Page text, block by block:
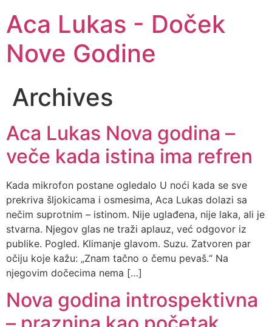
Aca Lukas - Doček
Nove Godine
Archives
Aca Lukas Nova godina –
veče kada istina ima refren
Kada mikrofon postane ogledalo U noći kada se sve
prekriva šljokicama i osmesima, Aca Lukas dolazi sa
nečim suprotnim – istinom. Nije uglađena, nije laka, ali je
stvarna. Njegov glas ne traži aplauz, već odgovor iz
publike. Pogled. Klimanje glavom. Suzu. Zatvoren par
očiju koje kažu: „Znam tačno o čemu pevaš.“ Na
njegovim dočecima nema […]
Nova godina introspektivna